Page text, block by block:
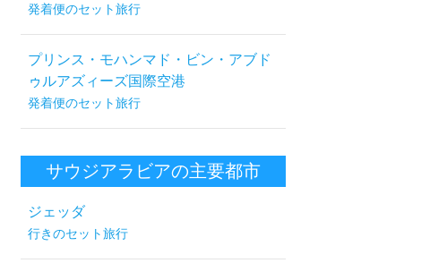
発着便のセット旅行
プリンス・モハンマド・ビン・アブド
ゥルアズィーズ国際空港
発着便のセット旅行
サウジアラビアの主要都市
ジェッダ
行きのセット旅行